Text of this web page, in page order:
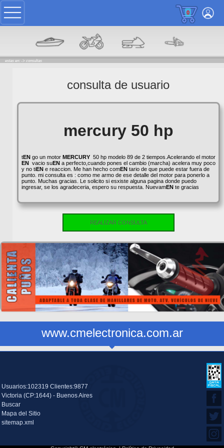
0
estas en: -> consultas
consulta de usuario
mercury 50 hp
tENgo un motor MERCURY50 hp modelo 89 de 2 tiempos.Acelerando el motor
ENvacio suENa perfecto,cuando pones el cambio (marcha) acelera muy poco
y no tiENe reaccion. Me han hecho comENtario de que puede estar fuera de
punto. mi consulta es : como me armo de ese detalle del motor para ponerlo a
punto. Muchas gracias. Le solicito si esxiste alguna pagina donde puedo
ingresar, se los agradeceria, espero su respuesta. NuevamENte gracias
REALIZAR CONSULTA
www.cmelectronica.com.ar
Usuarios:102319 Clientes:9877
Victoria (CP:1644) - Buenos Aires
Buscar
Mapa del Sitio
sitemap.xml